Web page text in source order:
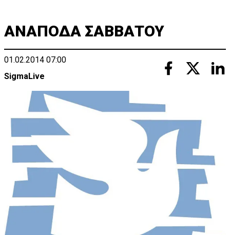
ΑΝΑΠΟΔΑ ΣΑΒΒΑΤΟΥ
01.02.2014 07:00
SigmaLive